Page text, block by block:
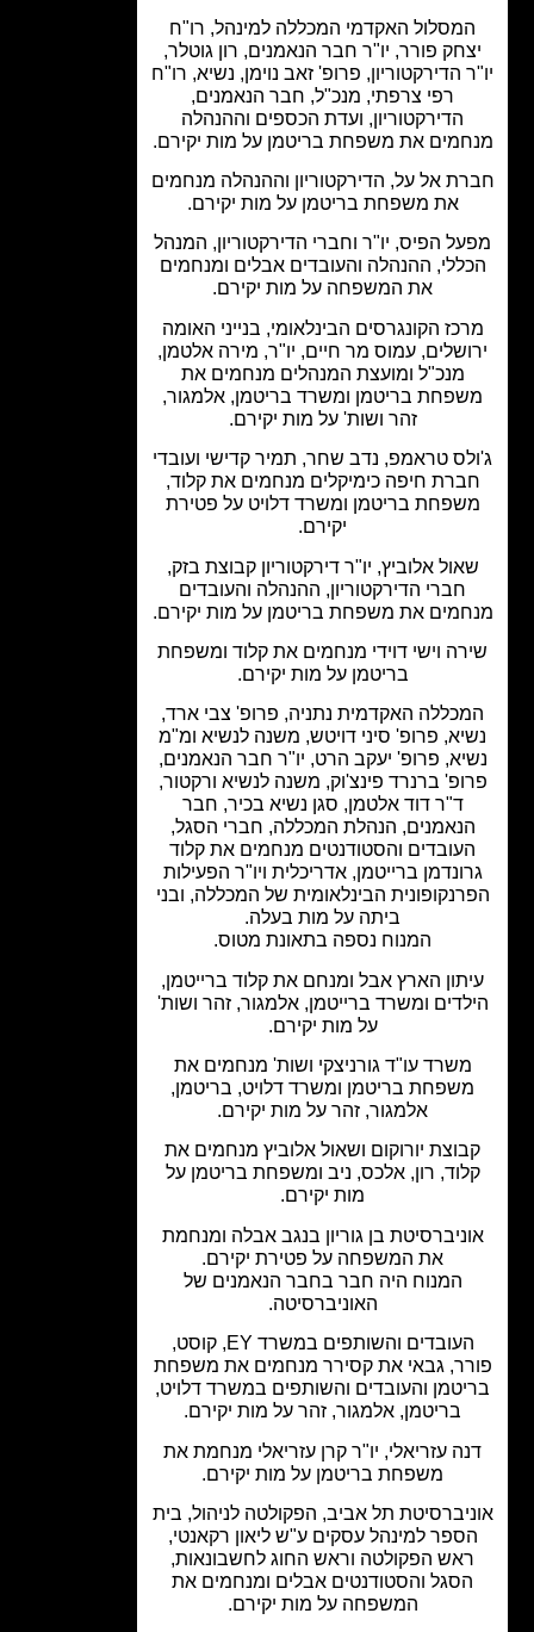
האקדמי המכללה למינהל, רו"ח
פורר, יו"ר חבר הנאמנים, רון גוטלר,
הדירקטוריון, פרופ' זאב נוימן, נשיא, רו"ח
רפי צרפתי, מנכ"ל, חבר הנאמנים,
הדירקטוריון, ועדת הכספים וההנהלה
את משפחת בריטמן על מות יקירם.
אל על, הדירקטוריון וההנהלה מנחמים
את משפחת בריטמן על מות יקירם.
הפיס, יו"ר וחברי הדירקטוריון, המנהל
ההנהלה והעובדים אבלים ומנחמים
את המשפחה על מות יקירם.
הקונגרסים הבינלאומי, בנייני האומה
עמוס מר חיים, יו"ר, מירה אלטמן,
מנכ"ל ומועצת המנהלים מנחמים את
בריטמן ומשרד בריטמן, אלמגור,
זהר ושות' על מות יקירם.
טראמפ, נדב שחר, תמיר קדישי ועובדי
חיפה כימיקלים מנחמים את קלוד,
בריטמן ומשרד דלויט על פטירת
אלוביץ, יו"ר דירקטוריון קבוצת בזק,
חברי הדירקטוריון, ההנהלה והעובדים
את משפחת בריטמן על מות יקירם.
וישי דוידי מנחמים את קלוד ומשפחת
בריטמן על מות יקירם.
האקדמית נתניה, פרופ' צבי ארד,
פרופ' סיני דויטש, משנה לנשיא ומ"מ
פרופ' יעקב הרט, יו"ר חבר הנאמנים,
ברנרד פינצ'וק, משנה לנשיא ורקטור,
ד"ר דוד אלטמן, סגן נשיא בכיר, חבר
הנהלת המכללה, חברי הסגל,
והסטודנטים מנחמים את קלוד
ברייטמן, אדריכלית ויו"ר הפעילות
הבינלאומית של המכללה, ובני
ביתה על מות בעלה.
המנוח נספה בתאונת מטוס.
הארץ אבל ומנחם את קלוד ברייטמן,
ומשרד ברייטמן, אלמגור, זהר ושות'
על מות יקירם.
משרד עו"ד גורניצקי ושות' מנחמים את
בריטמן ומשרד דלויט, בריטמן,
אלמגור, זהר על מות יקירם.
יורוקום ושאול אלוביץ מנחמים את
רון, אלכס, ניב ומשפחת בריטמן על
מות יקירם.
בן גוריון בנגב אבלה ומנחמת
את המשפחה על פטירת יקירם.
המנוח היה חבר בחבר הנאמנים של
האוניברסיטה.
העובדים והשותפים במשרד EY, קוסט,
גבאי את קסירר מנחמים את משפחת
והעובדים והשותפים במשרד דלויט,
בריטמן, אלמגור, זהר על מות יקירם.
עזריאלי, יו"ר קרן עזריאלי מנחמת את
משפחת בריטמן על מות יקירם.
תל אביב, הפקולטה לניהול, בית
למינהל עסקים ע"ש ליאון רקאנטי,
הפקולטה וראש החוג לחשבונאות,
והסטודנטים אבלים ומנחמים את
המשפחה על מות יקירם.